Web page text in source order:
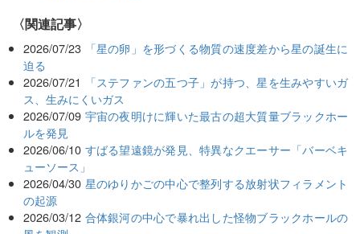
関連記事
2026/07/23
「星の卵」を形づくる物質の速度差から星の誕生に
迫る
2026/07/21
「ステファンの五つ子」が持つ、星を生みやすいガ
ス、生みにくいガス
2026/07/09 宇宙の夜明けに輝いた最古の超大質量ブラックホー
ルを発見
2026/06/10 すばる望遠鏡が発見、特異なクエーサー「バーベキ
ューソース」
2026/04/30 星のゆりかごの中心で整列する放射状フィラメント
の起源
2026/03/12 合体銀河の中心で暴れ出した怪物ブラックホールの